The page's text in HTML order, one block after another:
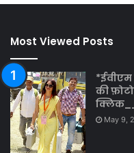
Most Viewed Posts
*ईवीएम
की
May 9,